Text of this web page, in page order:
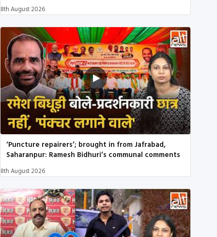
8th August 2026
‘Puncture repairers’; brought in from Jafrabad,
Saharanpur: Ramesh Bidhuri’s communal comments
8th August 2026